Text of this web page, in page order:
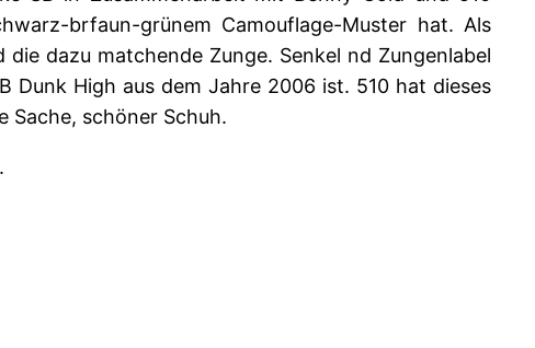
brfaun-grünem Camouflage-Muster hat. Als
dazu matchende Zunge. Senkel nd Zungenlabel
Dunk High aus dem Jahre 2006 ist. 510 hat dieses
Sache, schöner Schuh.